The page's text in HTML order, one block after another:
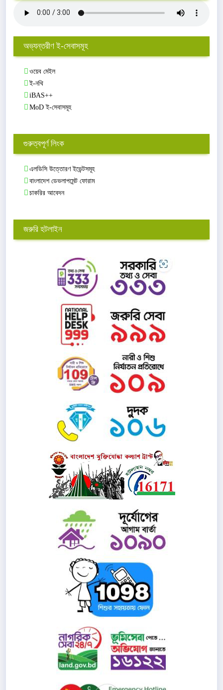
অভ্যন্তরীণ ই-সেবাসমূহ
ওয়েব মেইল
ই-নথি
iBAS++
MoD ই-সেবাসমূহ
গুরুত্বপূর্ণ লিংক
এলডিসি উত্তোরণ ইভেন্টসমূহ
বাংলাদেশ ডেভলাপমেন্ট ফোরাম
চাকরির আবেদন
জরুরি হটলাইন